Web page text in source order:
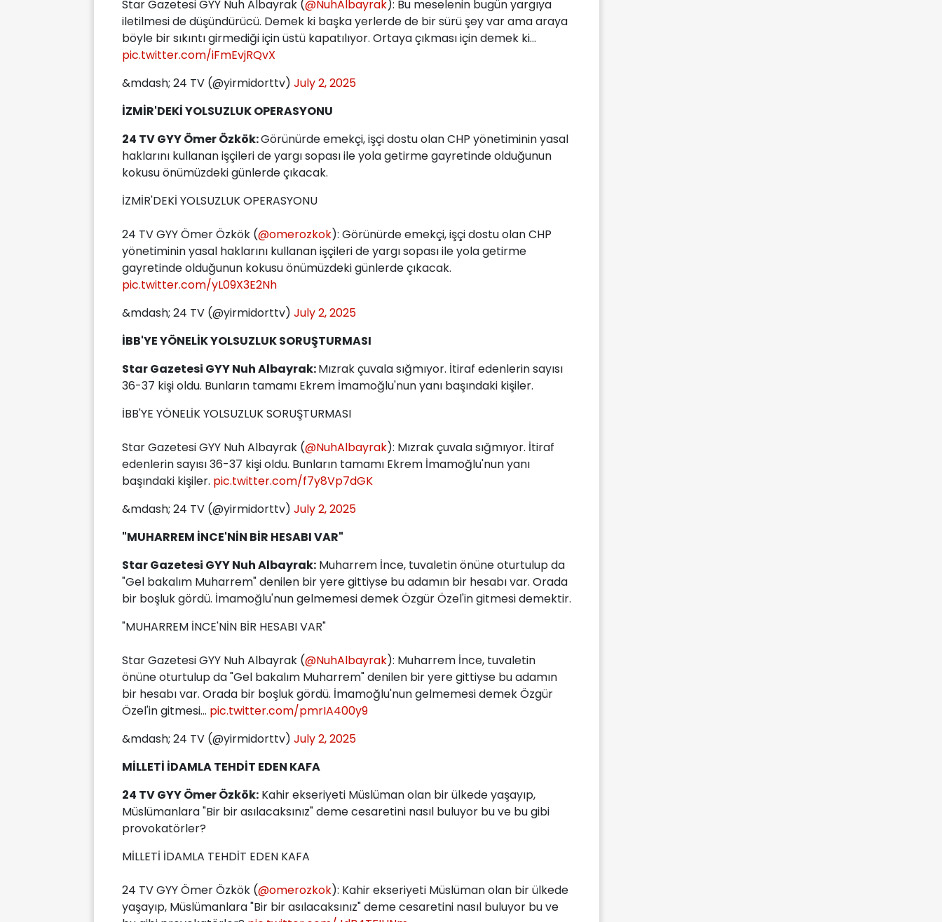
Star Gazetesi GYY Nuh Albayrak (@NuhAlbayrak): Bu meselenin bugün yargıya
iletilmesi de düşündürücü. Demek ki başka yerlerde de bir sürü şey var ama araya
böyle bir sıkıntı girmediği için üstü kapatılıyor. Ortaya çıkması için demek ki...
pic.twitter.com/iFmEvjRQvX
&mdash; 24 TV (@yirmidorttv) July 2, 2025
İZMİR'DEKİ YOLSUZLUK OPERASYONU
24 TV GYY Ömer Özkök:Görünürde emekçi, işçi dostu olan CHP yönetiminin yasal
haklarını kullanan işçileri de yargı sopası ile yola getirme gayretinde olduğunun
kokusu önümüzdeki günlerde çıkacak.
İZMİR'DEKİ YOLSUZLUK OPERASYONU
24 TV GYY Ömer Özkök (@omerozkok): Görünürde emekçi, işçi dostu olan CHP
yönetiminin yasal haklarını kullanan işçileri de yargı sopası ile yola getirme
gayretinde olduğunun kokusu önümüzdeki günlerde çıkacak.
pic.twitter.com/yL09X3E2Nh
&mdash; 24 TV (@yirmidorttv) July 2, 2025
İBB'YE YÖNELİK YOLSUZLUK SORUŞTURMASI
Star Gazetesi GYY Nuh Albayrak:Mızrak çuvala sığmıyor. İtiraf edenlerin sayısı
36-37 kişi oldu. Bunların tamamı Ekrem İmamoğlu'nun yanı başındaki kişiler.
İBB'YE YÖNELİK YOLSUZLUK SORUŞTURMASI
Star Gazetesi GYY Nuh Albayrak (@NuhAlbayrak): Mızrak çuvala sığmıyor. İtiraf
edenlerin sayısı 36-37 kişi oldu. Bunların tamamı Ekrem İmamoğlu'nun yanı
başındaki kişiler. pic.twitter.com/f7y8Vp7dGK
&mdash; 24 TV (@yirmidorttv) July 2, 2025
"MUHARREM İNCE'NİN BİR HESABI VAR"
Star Gazetesi GYY Nuh Albayrak: Muharrem İnce, tuvaletin önüne oturtulup da
"Gel bakalım Muharrem" denilen bir yere gittiyse bu adamın bir hesabı var. Orada
bir boşluk gördü. İmamoğlu'nun gelmemesi demek Özgür Özel'in gitmesi demektir.
"MUHARREM İNCE'NİN BİR HESABI VAR"
Star Gazetesi GYY Nuh Albayrak (@NuhAlbayrak): Muharrem İnce, tuvaletin
önüne oturtulup da "Gel bakalım Muharrem" denilen bir yere gittiyse bu adamın
bir hesabı var. Orada bir boşluk gördü. İmamoğlu'nun gelmemesi demek Özgür
Özel'in gitmesi... pic.twitter.com/pmrIA400y9
&mdash; 24 TV (@yirmidorttv) July 2, 2025
MİLLETİ İDAMLA TEHDİT EDEN KAFA
24 TV GYY Ömer Özkök: Kahir ekseriyeti Müslüman olan bir ülkede yaşayıp,
Müslümanlara "Bir bir asılacaksınız" deme cesaretini nasıl buluyor bu ve bu gibi
provokatörler?
MİLLETİ İDAMLA TEHDİT EDEN KAFA
24 TV GYY Ömer Özkök (@omerozkok): Kahir ekseriyeti Müslüman olan bir ülkede
yaşayıp, Müslümanlara "Bir bir asılacaksınız" deme cesaretini nasıl buluyor bu ve